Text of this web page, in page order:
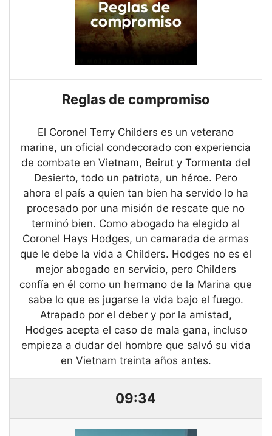
Reglas de compromiso
El Coronel Terry Childers es un veterano
marine, un oficial condecorado con experiencia
de combate en Vietnam, Beirut y Tormenta del
Desierto, todo un patriota, un héroe. Pero
ahora el país a quien tan bien ha servido lo ha
procesado por una misión de rescate que no
terminó bien. Como abogado ha elegido al
Coronel Hays Hodges, un camarada de armas
que le debe la vida a Childers. Hodges no es el
mejor abogado en servicio, pero Childers
confía en él como un hermano de la Marina que
sabe lo que es jugarse la vida bajo el fuego.
Atrapado por el deber y por la amistad,
Hodges acepta el caso de mala gana, incluso
empieza a dudar del hombre que salvó su vida
en Vietnam treinta años antes.
09:34